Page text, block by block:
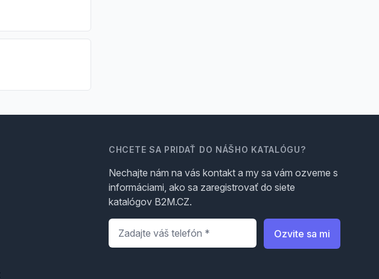
CHCETE SA PRIDAŤ DO NÁŠHO KATALÓGU?
Nechajte nám na vás kontakt a my sa vám ozveme s
informáciami, ako sa zaregistrovať do siete
katalógov B2M.CZ.
Telefón
Ozvite sa mi